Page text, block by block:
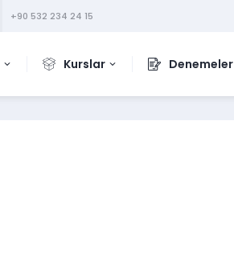
+90 532 234 24 15
Kurslar Denemeler